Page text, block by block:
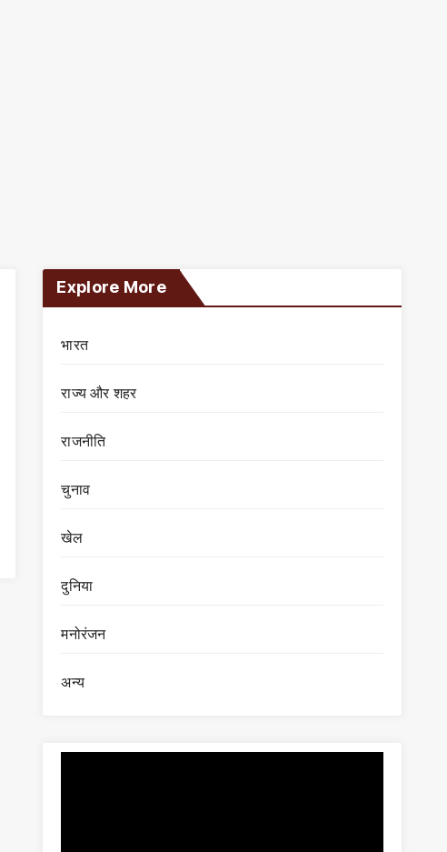
Explore More
भारत
राज्य और शहर
राजनीति
चुनाव
खेल
दुनिया
मनोरंजन
अन्य